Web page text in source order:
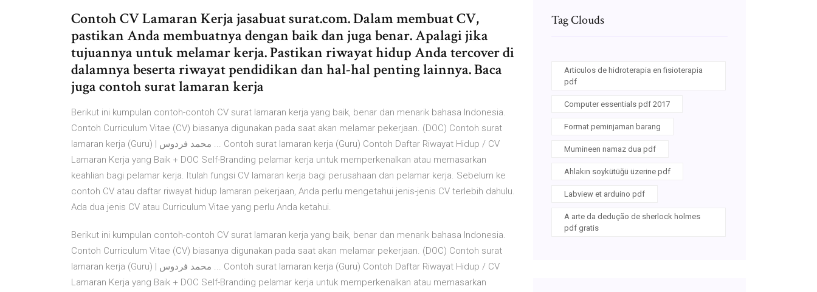
Contoh CV Lamaran Kerja jasabuat surat.com. Dalam membuat CV,
pastikan Anda membuatnya dengan baik dan juga benar. Apalagi jika
tujuannya untuk melamar kerja. Pastikan riwayat hidup Anda tercover di
dalamnya beserta riwayat pendidikan dan hal-hal penting lainnya. Baca
juga contoh surat lamaran kerja
Berikut ini kumpulan contoh-contoh CV surat lamaran kerja yang baik, benar dan menarik bahasa Indonesia.
Contoh Curriculum Vitae (CV) biasanya digunakan pada saat akan melamar pekerjaan. (DOC) Contoh surat
lamaran kerja (Guru) | محمد فردوس ... Contoh surat lamaran kerja (Guru) Contoh Daftar Riwayat Hidup / CV
Lamaran Kerja yang Baik + DOC Self-Branding pelamar kerja untuk memperkenalkan atau memasarkan
keahlian bagi pelamar kerja. Itulah fungsi CV lamaran kerja bagi perusahaan dan pelamar kerja. Sebelum ke
contoh CV atau daftar riwayat hidup lamaran pekerjaan, Anda perlu mengetahui jenis-jenis CV terlebih dahulu.
Ada dua jenis CV atau Curriculum Vitae yang perlu Anda ketahui.
Berikut ini kumpulan contoh-contoh CV surat lamaran kerja yang baik, benar dan menarik bahasa Indonesia.
Contoh Curriculum Vitae (CV) biasanya digunakan pada saat akan melamar pekerjaan. (DOC) Contoh surat
lamaran kerja (Guru) | محمد فردوس ... Contoh surat lamaran kerja (Guru) Contoh Daftar Riwayat Hidup / CV
Lamaran Kerja yang Baik + DOC Self-Branding pelamar kerja untuk memperkenalkan atau memasarkan
Tag Clouds
Articulos de hidroterapia en fisioterapia
pdf
Computer essentials pdf 2017
Format peminjaman barang
Mumineen namaz dua pdf
Ahlakın soykütüğü üzerine pdf
Labview et arduino pdf
A arte da dedução de sherlock holmes
pdf gratis